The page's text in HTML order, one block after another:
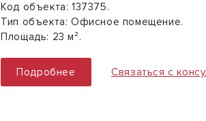
Код объекта: 137375.
Тип объекта: Офисное помещение.
Площадь: 23 м².
Подробнее Связаться с